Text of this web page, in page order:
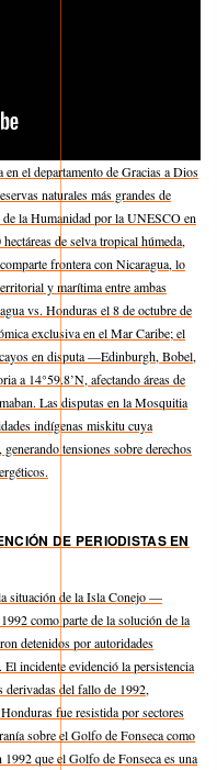
el departamento de Gracias a Dios
naturales más grandes de
la Humanidad por la UNESCO en
de selva tropical húmeda,
frontera con Nicaragua, lo
y marítima entre ambas
vs. Honduras el 8 de octubre de
exclusiva en el Mar Caribe; el
en disputa —Edinburgh, Bobel,
a 14°59.8’N, afectando áreas de
Las disputas en la Mosquitia
indígenas miskitu cuya
tensiones sobre derechos
DE PERIODISTAS EN
situación de la Isla Conejo —
como parte de la solución de la
detenidos por autoridades
incidente evidenció la persistencia
derivadas del fallo de 1992,
fue resistida por sectores
sobre el Golfo de Fonseca como
que el Golfo de Fonseca es una